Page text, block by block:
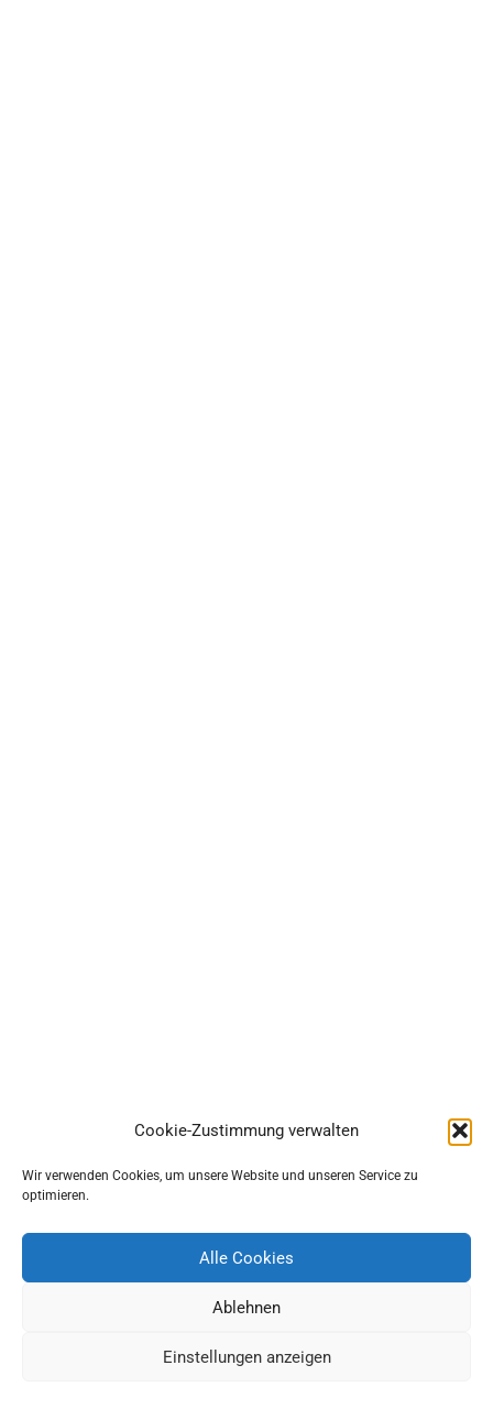
Cookie-Zustimmung verwalten
Wir verwenden Cookies, um unsere Website und unseren Service zu
optimieren.
Alle Cookies
Ablehnen
Einstellungen anzeigen